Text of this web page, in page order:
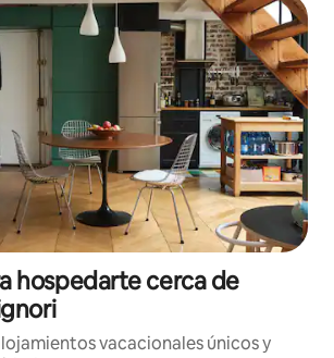
hospedarte cerca de
vacacionales únicos y